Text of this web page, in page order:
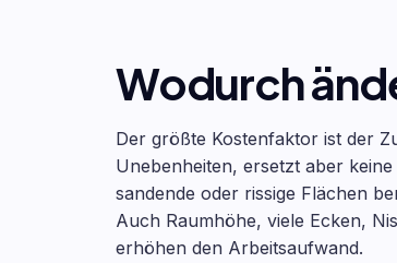
Wodurch
Der größte Kostenfaktor ist der
Unebenheiten, ersetzt aber
sandende oder rissige Flächen
Auch Raumhöhe, viele Ecken,
erhöhen den Arbeitsaufwand.